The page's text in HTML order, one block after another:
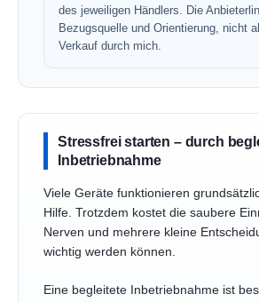
des jeweiligen Händlers. Die
Bezugsquelle und Orientierung, nicht
Verkauf durch mich.
Stressfrei starten – durch
Inbetriebnahme
Viele Geräte funktionieren
Hilfe. Trotzdem kostet die saubere
Nerven und mehrere kleine
wichtig werden können.
Eine begleitete Inbetriebnahme ist